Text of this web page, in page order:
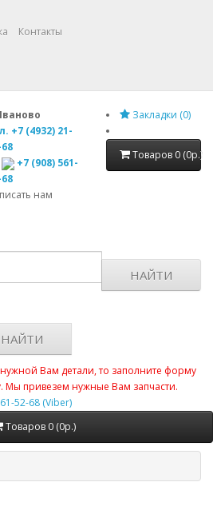
Контакты
+7 (4932) 21-
+7 (908) 561-
нам
Закладки (0)
Товаров 0 (0р.)
НАЙТИ
НАЙТИ
Вам детали, то заполните форму
Мы привезем нужные Вам запчасти.
52-68 (Viber)
Товаров 0 (0р.)